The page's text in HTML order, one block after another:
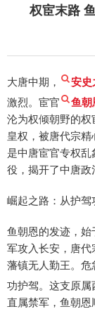
权宦末路
大唐中期， 安史
激烈。宦官
鱼朝
沦为权倾朝野的
皇权，被唐代宗
是中唐宦官专权
役，揭开了中唐政
崛起之路：从护驾
鱼朝恩的发迹，始
军攻入长安，唐
藩镇无人勤王。
功护驾。这支原
直属禁军，鱼朝